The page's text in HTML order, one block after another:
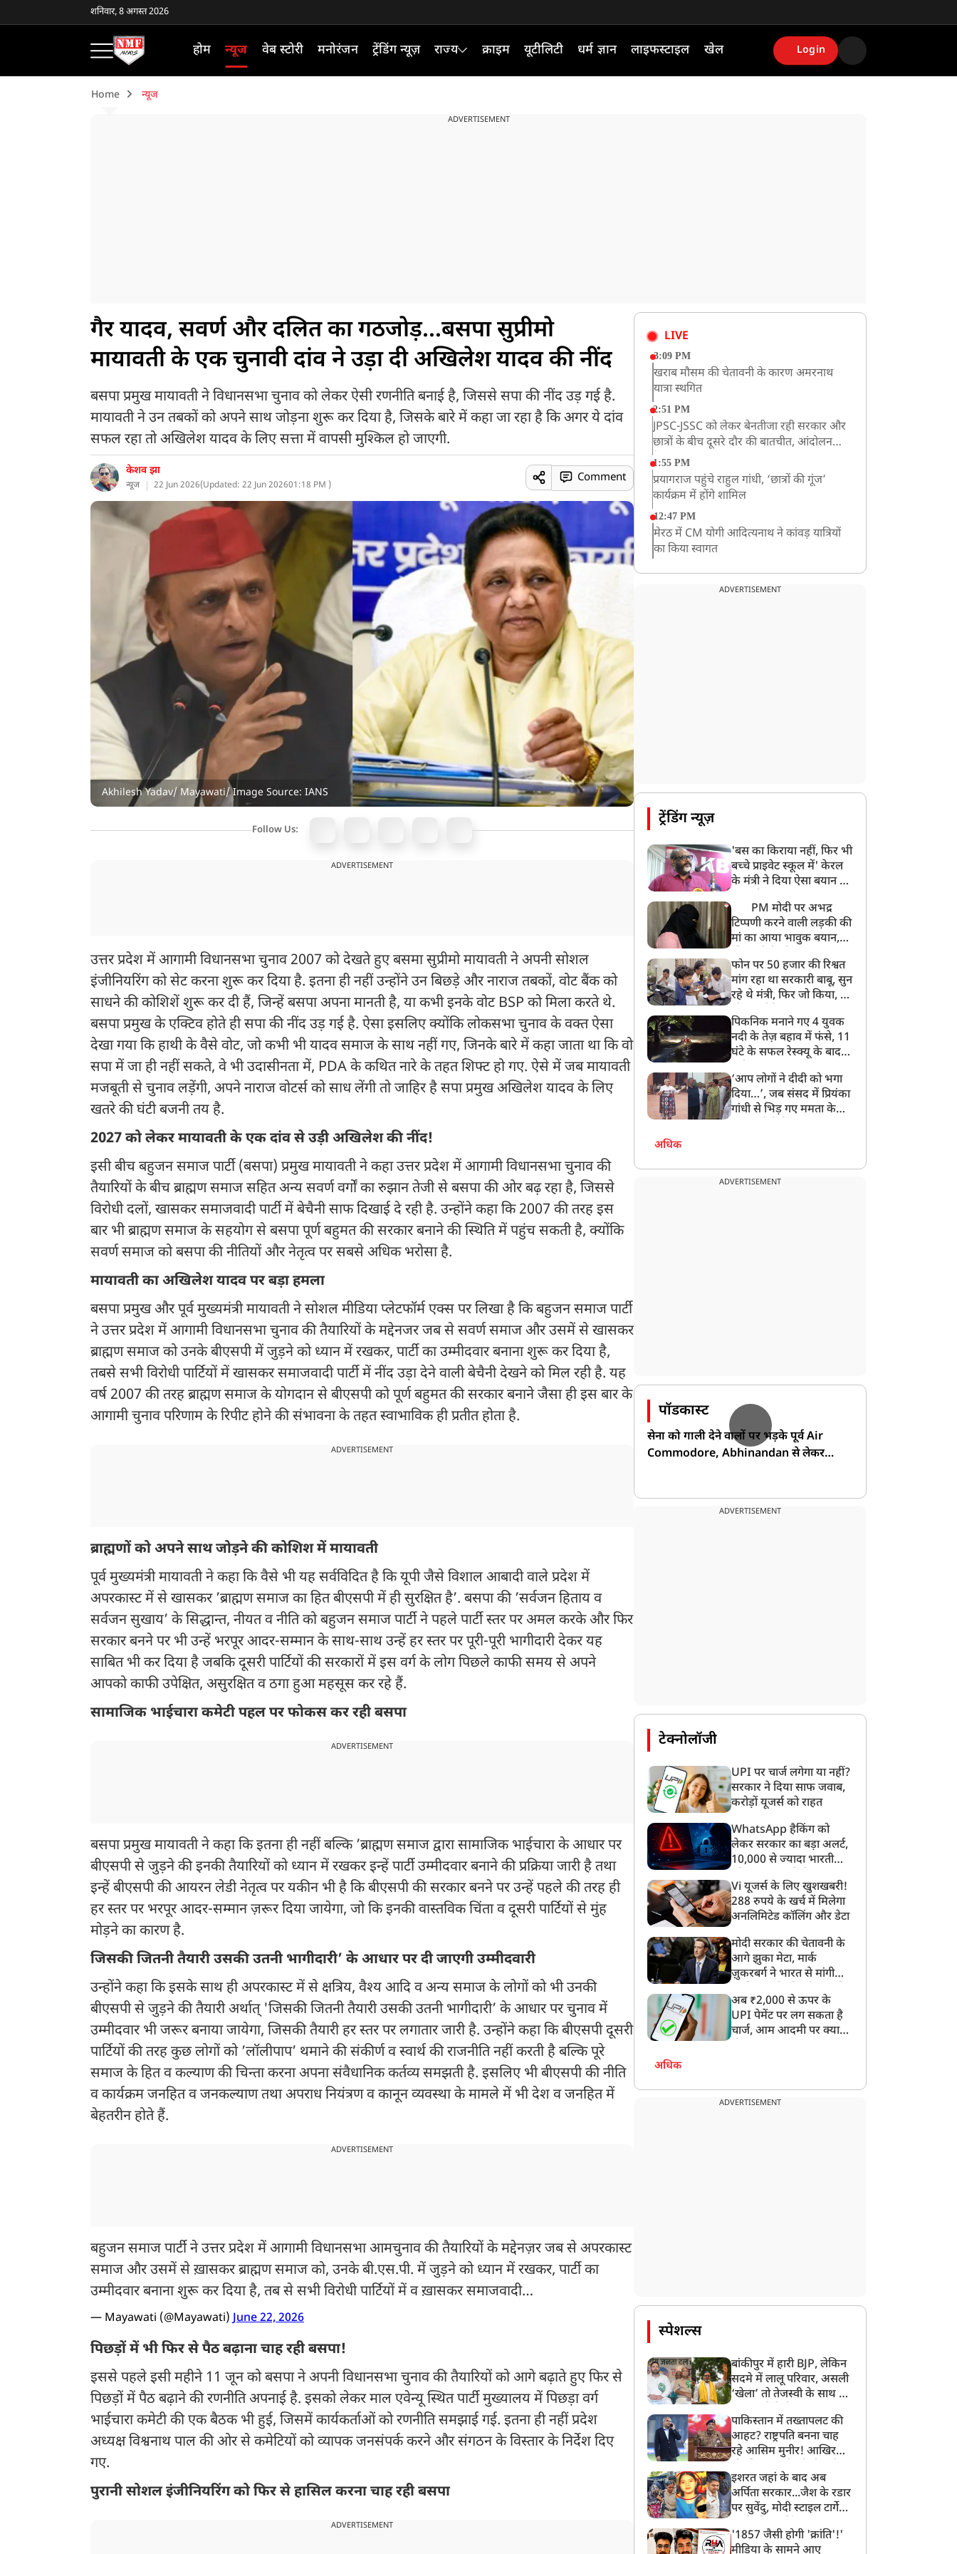
शनिवार, 8 अगस्त 2026
होम न्यूज वेब स्टोरी मनोरंजन ट्रेंडिंग न्यूज़ राज्य क्राइम यूटीलिटी धर्म ज्ञान लाइफस्टाइल खेल Login
Home न्यूज
ADVERTISEMENT
गैर यादव, सवर्ण और दलित का गठजोड़...बसपा सुप्रीमो
मायावती के एक चुनावी दांव ने उड़ा दी अखिलेश यादव की नींद
बसपा प्रमुख मायावती ने विधानसभा चुनाव को लेकर ऐसी रणनीति बनाई है, जिससे सपा की नींद उड़ गई है.
मायावती ने उन तबकों को अपने साथ जोड़ना शुरू कर दिया है, जिसके बारे में कहा जा रहा है कि अगर ये दांव
सफल रहा तो अखिलेश यादव के लिए सत्ता में वापसी मुश्किल हो जाएगी.
केशव झा
न्यूज 22 Jun 2026(Updated: 22 Jun 202601:18 PM )
Comment
Akhilesh Yadav/ Mayawati/ Image Source: IANS
Follow Us:
ADVERTISEMENT
उत्तर प्रदेश में आगामी विधानसभा चुनाव 2007 को देखते हुए बसमा सुप्रीमो मायावती ने अपनी सोशल
इंजीनियरिंग को सेट करना शुरू कर दिया है. इतना ही नहीं उन्होंने उन बिछड़े और नाराज तबकों, वोट बैंक को
साधने की कोशिशें शुरू कर दी हैं, जिन्हें बसपा अपना मानती है, या कभी इनके वोट BSP को मिला करते थे.
बसपा प्रमुख के एक्टिव होते ही सपा की नींद उड़ गई है. ऐसा इसलिए क्योंकि लोकसभा चुनाव के वक्त ऐसा
देखा गया कि हाथी के वैसे वोट, जो कभी भी यादव समाज के साथ नहीं गए, जिनके बारे में कहा जाता था कि वो
सपा में जा ही नहीं सकते, वे भी उदासीनता में, PDA के कथित नारे के तहत शिफ्ट हो गए. ऐसे में जब मायावती
मजबूती से चुनाव लड़ेंगी, अपने नाराज वोटर्स को साध लेंगी तो जाहिर है सपा प्रमुख अखिलेश यादव के लिए
खतरे की घंटी बजनी तय है.
2027 को लेकर मायावती के एक दांव से उड़ी अखिलेश की नींद!
इसी बीच बहुजन समाज पार्टी (बसपा) प्रमुख मायावती ने कहा उत्तर प्रदेश में आगामी विधानसभा चुनाव की
तैयारियों के बीच ब्राह्मण समाज सहित अन्य सवर्ण वर्गों का रुझान तेजी से बसपा की ओर बढ़ रहा है, जिससे
विरोधी दलों, खासकर समाजवादी पार्टी में बेचैनी साफ दिखाई दे रही है. उन्होंने कहा कि 2007 की तरह इस
बार भी ब्राह्मण समाज के सहयोग से बसपा पूर्ण बहुमत की सरकार बनाने की स्थिति में पहुंच सकती है, क्योंकि
सवर्ण समाज को बसपा की नीतियों और नेतृत्व पर सबसे अधिक भरोसा है.
मायावती का अखिलेश यादव पर बड़ा हमला
बसपा प्रमुख और पूर्व मुख्यमंत्री मायावती ने सोशल मीडिया प्लेटफॉर्म एक्स पर लिखा है कि बहुजन समाज पार्टी
ने उत्तर प्रदेश में आगामी विधानसभा चुनाव की तैयारियों के मद्देनजर जब से सवर्ण समाज और उसमें से खासकर
ब्राह्मण समाज को उनके बीएसपी में जुड़ने को ध्यान में रखकर, पार्टी का उम्मीदवार बनाना शुरू कर दिया है,
तबसे सभी विरोधी पार्टियों में खासकर समाजवादी पार्टी में नींद उड़ा देने वाली बेचैनी देखने को मिल रही है. यह
वर्ष 2007 की तरह ब्राह्मण समाज के योगदान से बीएसपी को पूर्ण बहुमत की सरकार बनाने जैसा ही इस बार के
आगामी चुनाव परिणाम के रिपीट होने की संभावना के तहत स्वाभाविक ही प्रतीत होता है.
ADVERTISEMENT
ब्राह्मणों को अपने साथ जोड़ने की कोशिश में मायावती
पूर्व मुख्यमंत्री मायावती ने कहा कि वैसे भी यह सर्वविदित है कि यूपी जैसे विशाल आबादी वाले प्रदेश में
अपरकास्ट में से खासकर ’ब्राह्मण समाज का हित बीएसपी में ही सुरक्षित है’. बसपा की ’सर्वजन हिताय व
सर्वजन सुखाय’ के सिद्धान्त, नीयत व नीति को बहुजन समाज पार्टी ने पहले पार्टी स्तर पर अमल करके और फिर
सरकार बनने पर भी उन्हें भरपूर आदर-सम्मान के साथ-साथ उन्हें हर स्तर पर पूरी-पूरी भागीदारी देकर यह
साबित भी कर दिया है जबकि दूसरी पार्टियों की सरकारों में इस वर्ग के लोग पिछले काफी समय से अपने
आपको काफी उपेक्षित, असुरक्षित व ठगा हुआ महसूस कर रहे हैं.
सामाजिक भाईचारा कमेटी पहल पर फोकस कर रही बसपा
ADVERTISEMENT
बसपा प्रमुख मायावती ने कहा कि इतना ही नहीं बल्कि ’ब्राह्मण समाज द्वारा सामाजिक भाईचारा के आधार पर
बीएसपी से जुड़ने की इनकी तैयारियों को ध्यान में रखकर इन्हें पार्टी उम्मीदवार बनाने की प्रक्रिया जारी है तथा
इन्हें बीएसपी की आयरन लेडी नेतृत्व पर यकीन भी है कि बीएसपी की सरकार बनने पर उन्हें पहले की तरह ही
हर स्तर पर भरपूर आदर-सम्मान ज़रूर दिया जायेगा, जो कि इनकी वास्तविक चिंता व दूसरी पार्टियों से मुंह
मोड़ने का कारण है.
जिसकी जितनी तैयारी उसकी उतनी भागीदारी’ के आधार पर दी जाएगी उम्मीदवारी
उन्होंने कहा कि इसके साथ ही अपरकास्ट में से क्षत्रिय, वैश्य आदि व अन्य समाज के लोगों को भी उनकी
बीएसपी से जुड़ने की तैयारी अर्थात् 'जिसकी जितनी तैयारी उसकी उतनी भागीदारी’ के आधार पर चुनाव में
उम्मीदवार भी जरूर बनाया जायेगा, जिसकी तैयारी हर स्तर पर लगातार जारी है. उन्होंने कहा कि बीएसपी दूसरी
पार्टियों की तरह कुछ लोगों को ’लॉलीपाप’ थमाने की संकीर्ण व स्वार्थ की राजनीति नहीं करती है बल्कि पूरे
समाज के हित व कल्याण की चिन्ता करना अपना संवैधानिक कर्तव्य समझती है. इसलिए भी बीएसपी की नीति
व कार्यक्रम जनहित व जनकल्याण तथा अपराध नियंत्रण व कानून व्यवस्था के मामले में भी देश व जनहित में
बेहतरीन होते हैं.
ADVERTISEMENT
बहुजन समाज पार्टी ने उत्तर प्रदेश में आगामी विधानसभा आमचुनाव की तैयारियों के मद्देनज़र जब से अपरकास्ट
समाज और उसमें से ख़ासकर ब्राह्मण समाज को, उनके बी.एस.पी. में जुड़ने को ध्यान में रखकर, पार्टी का
उम्मीदवार बनाना शुरू कर दिया है, तब से सभी विरोधी पार्टियों में व ख़ासकर समाजवादी…
— Mayawati (@Mayawati)June 22, 2026
पिछड़ों में भी फिर से पैठ बढ़ाना चाह रही बसपा!
इससे पहले इसी महीने 11 जून को बसपा ने अपनी विधानसभा चुनाव की तैयारियों को आगे बढ़ाते हुए फिर से
पिछड़ों में पैठ बढ़ाने की रणनीति अपनाई है. इसको लेकर माल एवेन्यू स्थित पार्टी मुख्यालय में पिछड़ा वर्ग
भाईचारा कमेटी की एक बैठक भी हुई, जिसमें कार्यकर्ताओं को रणनीति समझाई गई. इतना ही नहीं प्रदेश
अध्यक्ष विश्वनाथ पाल की ओर से कमेटियों को व्यापक जनसंपर्क करने और संगठन के विस्तार के निर्देश दिए
गए.
पुरानी सोशल इंजीनियरिंग को फिर से हासिल करना चाह रही बसपा
ADVERTISEMENT
LIVE
3:09 PM
खराब मौसम की चेतावनी के कारण अमरनाथ
यात्रा स्थगित
2:51 PM
JPSC-JSSC को लेकर बेनतीजा रही सरकार और
छात्रों के बीच दूसरे दौर की बातचीत, आंदोलन
तेज
1:55 PM
प्रयागराज पहुंचे राहुल गांधी, ‘छात्रों की गूंज’
कार्यक्रम में होंगे शामिल
12:47 PM
मेरठ में CM योगी आदित्यनाथ ने कांवड़ यात्रियों
का किया स्वागत
असम बाढ़: 13 जिलों में 15 लाख से ज्यादा लोग
PM मोदी आज IIT दिल्ली के दीक्षांत समारोह में
शामिल होंगे
ADVERTISEMENT
ट्रेंडिंग न्यूज़
'बस का किराया नहीं, फिर भी
बच्चे प्राइवेट स्कूल में' केरल
के मंत्री ने दिया ऐसा बयान की
PM मोदी पर अभद्र
टिप्पणी करने वाली लड़की की
मां का आया भावुक बयान,
बेटी को गोद लें प्रधानमंत्री
फोन पर 50 हजार की रिश्वत
मांग रहा था सरकारी बाबू, सुन
रहे थे मंत्री, फिर जो किया, वो
पिकनिक मनाने गए 4 युवक
नदी के तेज़ बहाव में फंसे, 11
घंटे के सफल रेस्क्यू के बाद
‘आप लोगों ने दीदी को भगा
दिया…’, जब संसद में प्रियंका
गांधी से भिड़ गए ममता के
अधिक
ADVERTISEMENT
पॉडकास्ट
सेना को गाली देने वालों पर भड़के पूर्व Air
Commodore, Abhinandan से लेकर
ADVERTISEMENT
टेक्नोलॉजी
UPI पर चार्ज लगेगा या नहीं?
सरकार ने दिया साफ जवाब,
करोड़ों यूजर्स को राहत
WhatsApp हैकिंग को
लेकर सरकार का बड़ा अलर्ट,
10,000 से ज्यादा भारतीयों
गया
Vi यूजर्स के लिए खुशखबरी!
288 रुपये के खर्च में मिलेगा
अनलिमिटेड कॉलिंग और डेटा
मोदी सरकार की चेतावनी के
आगे झुका मेटा, मार्क
ज़ुकरबर्ग ने भारत से मांगी
अब ₹2,000 से ऊपर के
UPI पेमेंट पर लग सकता है
चार्ज, आम आदमी पर क्या
अधिक
ADVERTISEMENT
स्पेशल्स
बांकीपुर में हारी BJP, लेकिन
सदमे में लालू परिवार, असली
‘खेला’ तो तेजस्वी के साथ हो
पाकिस्तान में तख्तापलट की
आहट? राष्ट्रपति बनना चाह
रहे आसिम मुनीर! आखिर
बनाया मोहरा?
इशरत जहां के बाद अब
अर्पिता सरकार...जैश के रडार
पर सुवेंदु, मोदी स्टाइल टार्गेट
बड़ा एक्शन!
'1857 जैसी होगी 'क्रांति'!'
मीडिया के सामने आए